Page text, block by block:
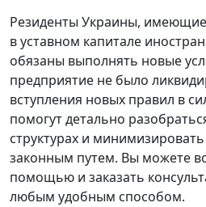
Резиденты Украины, имеющие
в уставном капитале
обязаны выполнять новые
предприятие не было
вступления новых правил в
помогут детально
структурах и
законным путем. Вы можете
помощью и заказать
любым удобным способом.